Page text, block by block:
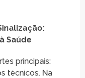
Saúde
principais:
técnicos. Na